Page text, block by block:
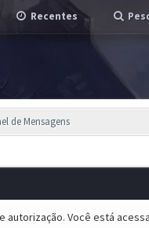
Recentes
de Mensagens
autorização. Você está